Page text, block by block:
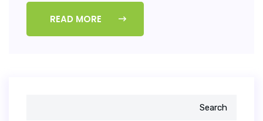
READ MORE
Search